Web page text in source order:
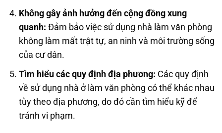
Không gây ảnh hưởng đến cộng đồng xung
quanh: Đảm bảo việc sử dụng nhà làm văn phòng
không làm mất trật tự, an ninh và môi trường sống
của cư dân.
Tìm hiểu các quy định địa phương: Các quy định
về sử dụng nhà ở làm văn phòng có thể khác nhau
tùy theo địa phương, do đó cần tìm hiểu kỹ để
tránh vi phạm.